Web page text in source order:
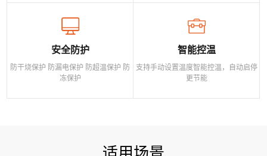
安全防护
防干烧保护 防漏电保护 防超温保护 防
冻保护
智能控温
支持手动设置温度智能控温，自动启停
更节能